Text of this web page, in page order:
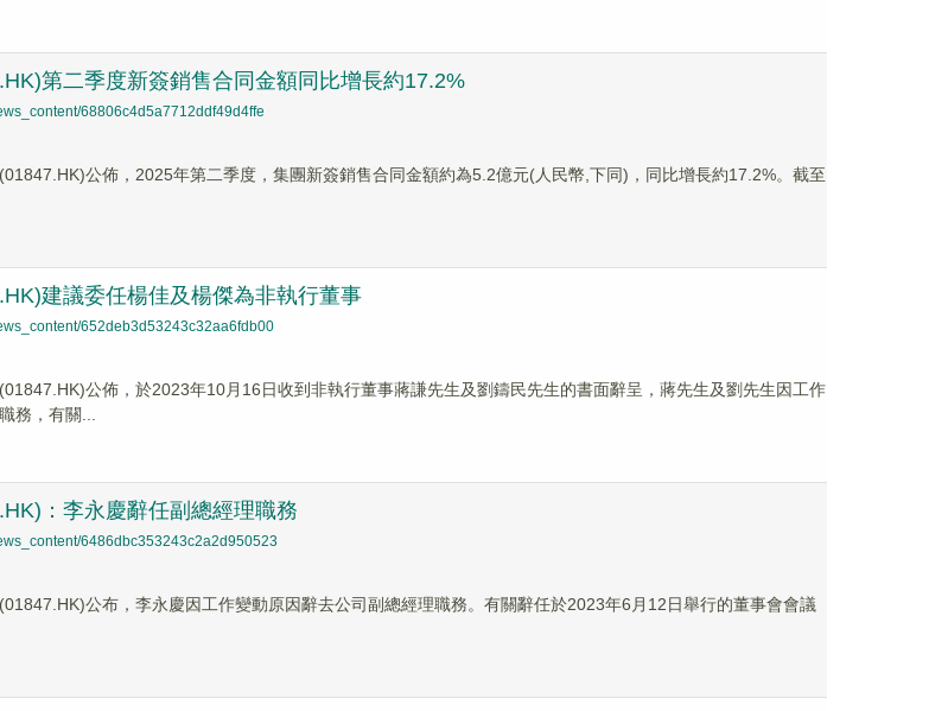
第二季度新簽銷售合同金額同比增長約17.2%
68806c4d5a7712ddf49d4ffe
公佈，2025年第二季度，集團新簽銷售合同金額約為5.2億元(人民幣,下同)，同比增長約17.2%。截至
建議委任楊佳及楊傑為非執行董事
652deb3d53243c32aa6fdb00
公佈，於2023年10月16日收到非執行董事蔣謙先生及劉鑄民先生的書面辭呈，蔣先生及劉先生因工作
務，有關...
：李永慶辭任副總經理職務
6486dbc353243c2a2d950523
公布，李永慶因工作變動原因辭去公司副總經理職務。有關辭任於2023年6月12日舉行的董事會會議